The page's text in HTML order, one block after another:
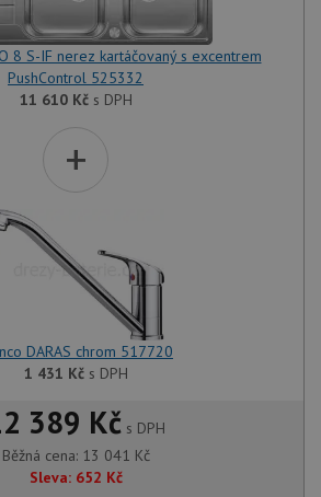
8 S-IF nerez kartáčovaný s excentrem
PushControl 525332
11 610 Kčs DPH
+
DARAS chrom 517720
1 431 Kčs DPH
389 Kč s DPH
Běžná cena: 13 041 Kč
Sleva: 652 Kč